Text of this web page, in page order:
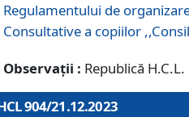
Regulamentului de
Consultative a copiilor
Observații : Republică
904/21.12.2023